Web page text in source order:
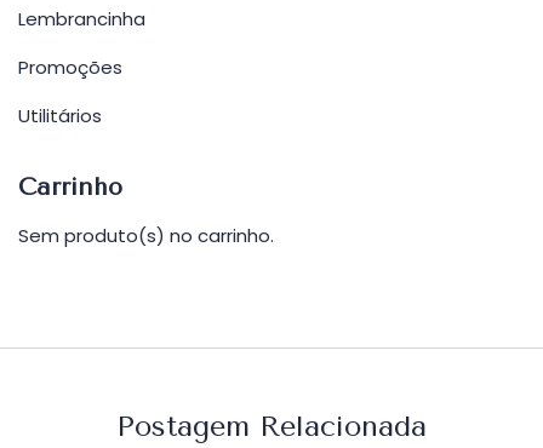
Lembrancinha
Promoções
Utilitários
Carrinho
Sem produto(s) no carrinho.
Postagem Relacionada